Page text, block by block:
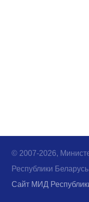
© 2007-2026,
Республики Беларусь
Сайт МИД